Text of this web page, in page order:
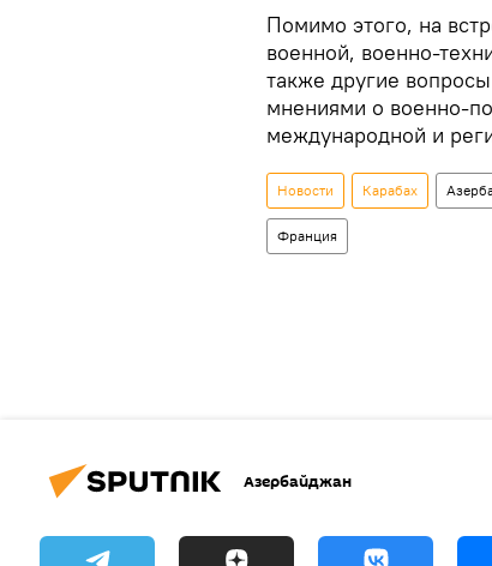
Помимо этого, на
военной, военно-
также другие
мнениями о военно-
международной и
Новости Карабах
Франция
Азербайджан